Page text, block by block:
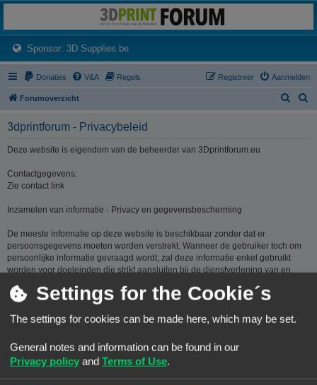
Het 3D print forum van de Benelux na de sluiting van 3dprintforum.nl
Sponsor: 3D Supplies.be(Opens a new tab)
Donaties V&A Regels Aanmelden
Registreer
Forumoverzicht
3dprintforum - Privacybeleid
Deze website is eigendom van de beheerder van 3Dprintforum.eu
Contactgegevens:
Zie contact link
Inzamelen van informatie - Privacy en gegevensbescherming
De meeste informatie op deze website is beschikbaar zonder dat er
persoonsgegevens moeten worden verstrekt. Wanneer de gebruiker toch om
persoonlijke informatie gevraagd wordt, zal deze informatie enkel gebruikt
worden voor doeleinden die strikt aansluiten bij de dienstverlening van en
registreren van een account dan wel op basis van haar gerechtvaardigd
belang om diensten te verlenen en u hiervoor te contacteren. De informatie
over u wordt u op verzoek meegedeeld. U kan deze, indien nodig, laten
contact link. Bent u het niet eens met de manier waarop 3DPrintforum.eu uw
gegevens verwerkt, kan u klacht indienen bij de
Gegevensbeschermingsautoriteit
(www.privacycommission.be
- Drukpersstraat 35 te 1000 Brussel). Meer
Settings for the Cookie´s
The settings for cookies can be made here, which may be set.
General notes and information can be found in our
Privacy policy and Terms of Use.